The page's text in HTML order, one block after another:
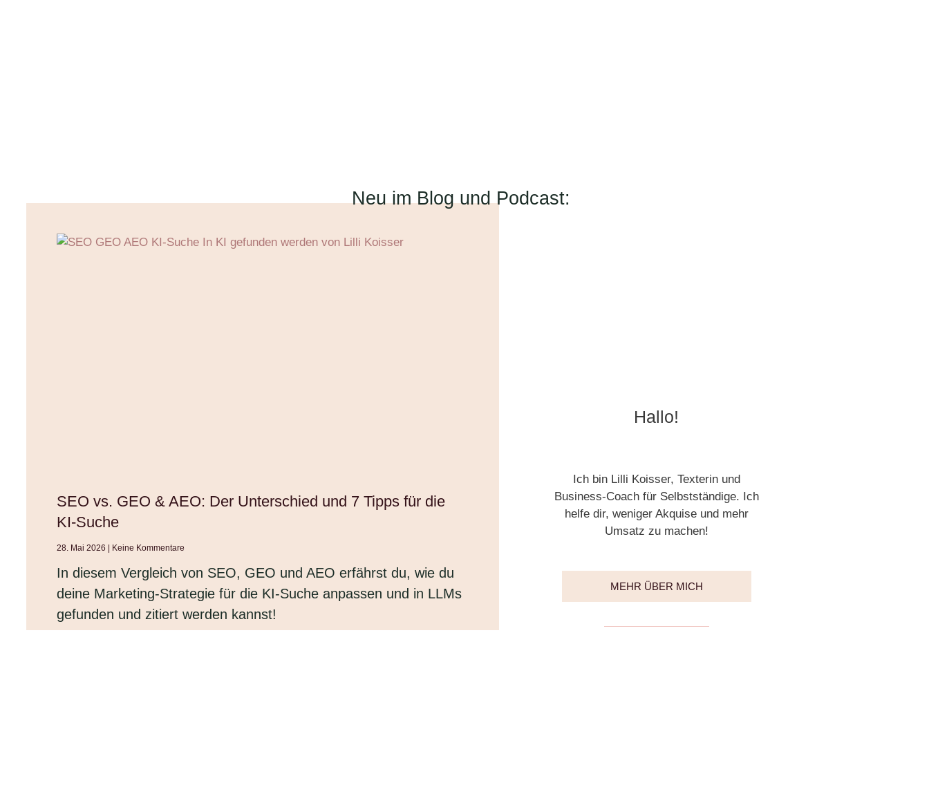
Neu im Blog und Podcast:
SEO vs. GEO & AEO: Der Unterschied und 7 Tipps für die
KI-Suche
28. Mai 2026 Keine Kommentare
In diesem Vergleich von SEO, GEO und AEO erfährst du, wie du
deine Marketing-Strategie für die KI-Suche anpassen und in LLMs
gefunden und zitiert werden kannst!
Hallo!
Ich bin Lilli Koisser, Texterin und
Business-Coach für Selbstständige. Ich
helfe dir, weniger Akquise und mehr
Umsatz zu machen!
MEHR ÜBER MICH